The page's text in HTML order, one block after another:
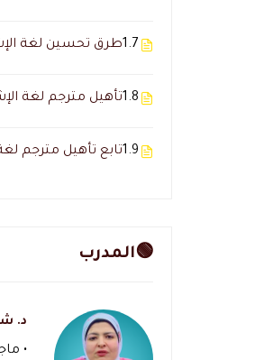
1.7طرق تحسين لغة
1.8تأهيل مترجم لغة
1.9تابع تأهيل مترجم
🟢المدرب
د.
•